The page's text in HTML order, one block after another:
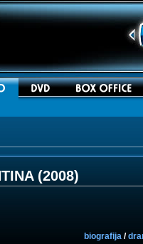
(2008)
biografija /